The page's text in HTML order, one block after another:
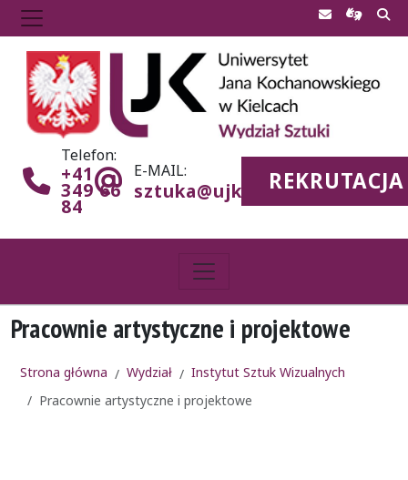
Telefon:
+41
349 66
84
E-MAIL:
sztuka@ujk.edu.plREKRUTACJA
Pracownie artystyczne i projektowe
Strona główna Wydział
Instytut Sztuk Wizualnych
Pracownie artystyczne i projektowe